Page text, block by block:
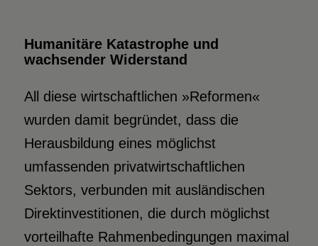
Humanitäre Katastrophe und
wachsender Widerstand
All diese wirtschaftlichen »Reformen«
wurden damit begründet, dass die
Herausbildung eines möglichst
umfassenden privatwirtschaftlichen
Sektors, verbunden mit ausländischen
Direktinvestitionen, die durch möglichst
vorteilhafte Rahmenbedingungen maximal